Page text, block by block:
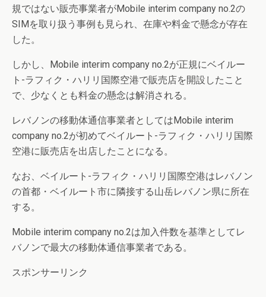
規ではない販売事業者がMobile interim company no.2の
SIMを取り扱う事例も見られ、在庫や料金で懸念が存在
した。
しかし、Mobile interim company no.2が正規にベイルー
ト-ラフィク・ハリリ国際空港で販売店を開設したこと
で、少なくとも料金の懸念は解消される。
レバノンの移動体通信事業者としてはMobile interim
company no.2が初めてベイルート-ラフィク・ハリリ国際
空港に販売店を出店したことになる。
なお、ベイルート-ラフィク・ハリリ国際空港はレバノン
の首都・ベイルート市に隣接する山岳レバノン県に所在
する。
Mobile interim company no.2は加入件数を基準としてレ
バノンで最大の移動体通信事業者である。
スポンサーリンク